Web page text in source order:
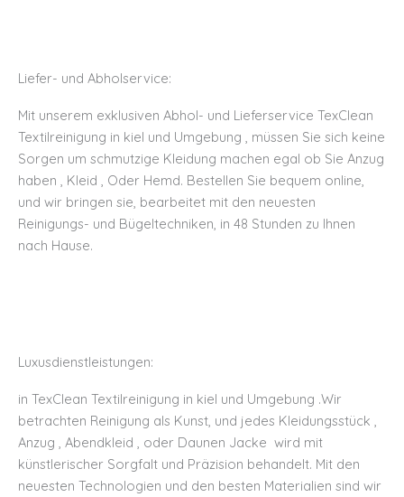
Liefer- und Abholservice: ​
Mit unserem exklusiven Abhol- und Lieferservice TexClean
Textilreinigung in kiel und Umgebung , müssen Sie sich keine
Sorgen um schmutzige Kleidung machen egal ob Sie Anzug
haben , Kleid , Oder Hemd. Bestellen Sie bequem online,
und wir bringen sie, bearbeitet mit den neuesten
Reinigungs- und Bügeltechniken, in 48 Stunden zu Ihnen
nach Hause.
Luxusdienstleistungen:
in TexClean Textilreinigung in kiel und Umgebung .Wir
betrachten Reinigung als Kunst, und jedes Kleidungsstück ,
Anzug , Abendkleid , oder Daunen Jacke wird mit
künstlerischer Sorgfalt und Präzision behandelt. Mit den
neuesten Technologien und den besten Materialien sind wir